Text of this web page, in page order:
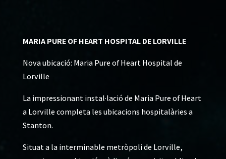
MARIA PURE OF HEART HOSPITAL DE LORVILLE
Nova ubicació: Maria Pure of Heart Hospital de
Lorville
La impressionant instal·lació de Maria Pure of Heart
a Lorville completa les ubicacions hospitalàries a
Stanton.
Situat a la interminable metròpoli de Lorville,